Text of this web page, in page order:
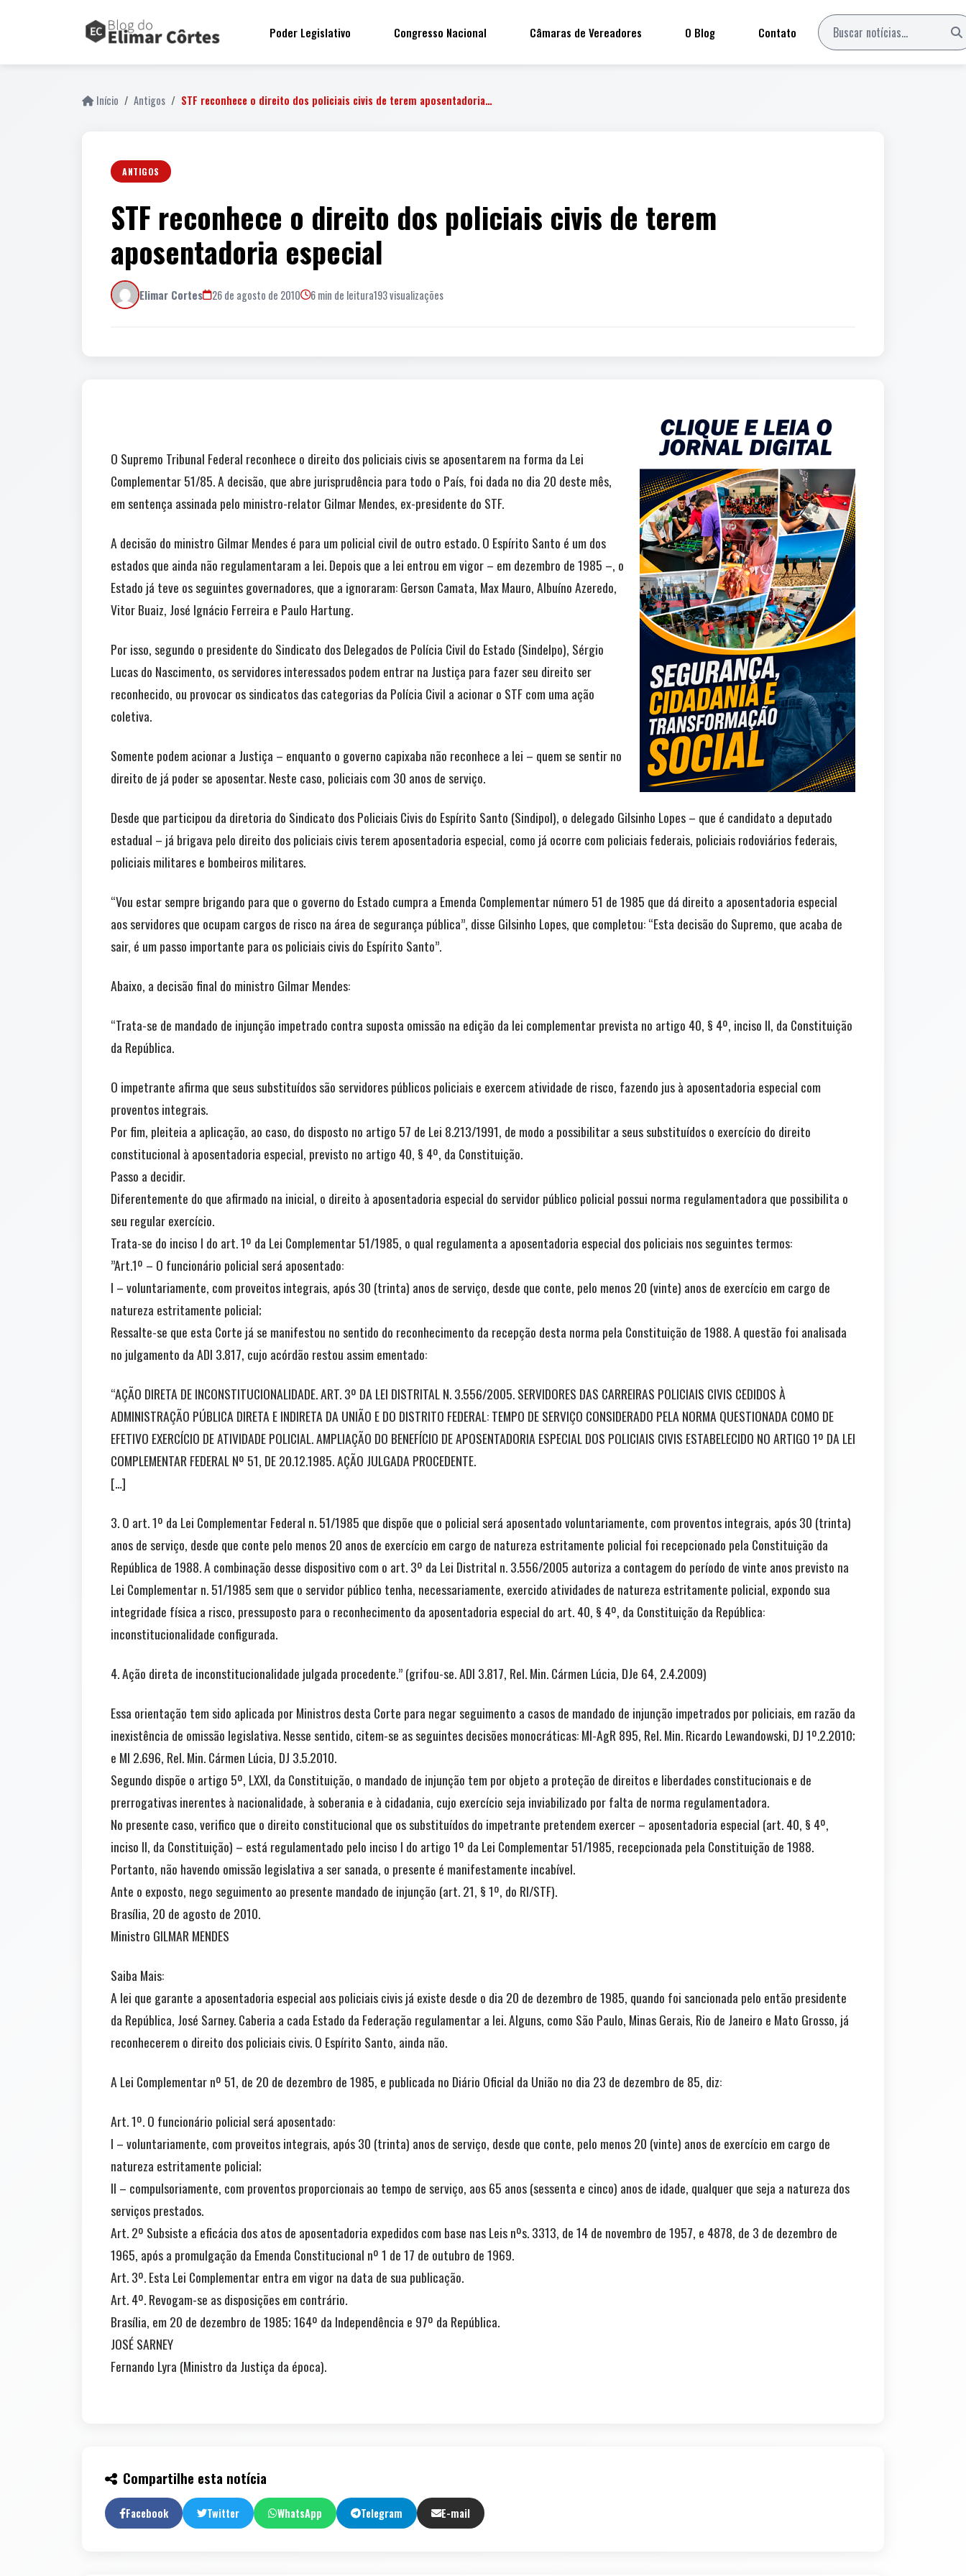
Poder Legislativo Congresso Nacional Câmaras de Vereadores O Blog Contato
Início Antigos STF reconhece o direito dos policiais civis de terem aposentadoria…
ANTIGOS
STF reconhece o direito dos policiais civis de terem
aposentadoria especial
Elimar Cortes 26 de agosto de 2010 6 min de leitura193 visualizações
O Supremo Tribunal Federal reconhece o direito dos policiais civis se aposentarem na forma da Lei
Complementar 51/85. A decisão, que abre jurisprudência para todo o País, foi dada no dia 20 deste mês,
em sentença assinada pelo ministro-relator Gilmar Mendes, ex-presidente do STF.
A decisão do ministro Gilmar Mendes é para um policial civil de outro estado. O Espírito Santo é um dos
estados que ainda não regulamentaram a lei. Depois que a lei entrou em vigor – em dezembro de 1985 –, o
Estado já teve os seguintes governadores, que a ignoraram: Gerson Camata, Max Mauro, Albuíno Azeredo,
Vitor Buaiz, José Ignácio Ferreira e Paulo Hartung.
Por isso, segundo o presidente do Sindicato dos Delegados de Polícia Civil do Estado (Sindelpo), Sérgio
Lucas do Nascimento, os servidores interessados podem entrar na Justiça para fazer seu direito ser
reconhecido, ou provocar os sindicatos das categorias da Polícia Civil a acionar o STF com uma ação
coletiva.
Somente podem acionar a Justiça – enquanto o governo capixaba não reconhece a lei – quem se sentir no
direito de já poder se aposentar. Neste caso, policiais com 30 anos de serviço.
Desde que participou da diretoria do Sindicato dos Policiais Civis do Espírito Santo (Sindipol), o delegado Gilsinho Lopes – que é candidato a deputado
estadual – já brigava pelo direito dos policiais civis terem aposentadoria especial, como já ocorre com policiais federais, policiais rodoviários federais,
policiais militares e bombeiros militares.
“Vou estar sempre brigando para que o governo do Estado cumpra a Emenda Complementar número 51 de 1985 que dá direito a aposentadoria especial
aos servidores que ocupam cargos de risco na área de segurança pública”, disse Gilsinho Lopes, que completou: “Esta decisão do Supremo, que acaba de
sair, é um passo importante para os policiais civis do Espírito Santo”.
Abaixo, a decisão final do ministro Gilmar Mendes:
“Trata-se de mandado de injunção impetrado contra suposta omissão na edição da lei complementar prevista no artigo 40, § 4º, inciso II, da Constituição
da República.
O impetrante afirma que seus substituídos são servidores públicos policiais e exercem atividade de risco, fazendo jus à aposentadoria especial com
proventos integrais.
Por fim, pleiteia a aplicação, ao caso, do disposto no artigo 57 de Lei 8.213/1991, de modo a possibilitar a seus substituídos o exercício do direito
constitucional à aposentadoria especial, previsto no artigo 40, § 4º, da Constituição.
Passo a decidir.
Diferentemente do que afirmado na inicial, o direito à aposentadoria especial do servidor público policial possui norma regulamentadora que possibilita o
seu regular exercício.
Trata-se do inciso I do art. 1º da Lei Complementar 51/1985, o qual regulamenta a aposentadoria especial dos policiais nos seguintes termos:
”Art.1º – O funcionário policial será aposentado:
I – voluntariamente, com proveitos integrais, após 30 (trinta) anos de serviço, desde que conte, pelo menos 20 (vinte) anos de exercício em cargo de
natureza estritamente policial;
Ressalte-se que esta Corte já se manifestou no sentido do reconhecimento da recepção desta norma pela Constituição de 1988. A questão foi analisada
no julgamento da ADI 3.817, cujo acórdão restou assim ementado:
“AÇÃO DIRETA DE INCONSTITUCIONALIDADE. ART. 3º DA LEI DISTRITAL N. 3.556/2005. SERVIDORES DAS CARREIRAS POLICIAIS CIVIS CEDIDOS À
ADMINISTRAÇÃO PÚBLICA DIRETA E INDIRETA DA UNIÃO E DO DISTRITO FEDERAL: TEMPO DE SERVIÇO CONSIDERADO PELA NORMA QUESTIONADA COMO DE
EFETIVO EXERCÍCIO DE ATIVIDADE POLICIAL. AMPLIAÇÃO DO BENEFÍCIO DE APOSENTADORIA ESPECIAL DOS POLICIAIS CIVIS ESTABELECIDO NO ARTIGO 1º DA LEI
COMPLEMENTAR FEDERAL Nº 51, DE 20.12.1985. AÇÃO JULGADA PROCEDENTE.
[…]
3. O art. 1º da Lei Complementar Federal n. 51/1985 que dispõe que o policial será aposentado voluntariamente, com proventos integrais, após 30 (trinta)
anos de serviço, desde que conte pelo menos 20 anos de exercício em cargo de natureza estritamente policial foi recepcionado pela Constituição da
República de 1988. A combinação desse dispositivo com o art. 3º da Lei Distrital n. 3.556/2005 autoriza a contagem do período de vinte anos previsto na
Lei Complementar n. 51/1985 sem que o servidor público tenha, necessariamente, exercido atividades de natureza estritamente policial, expondo sua
integridade física a risco, pressuposto para o reconhecimento da aposentadoria especial do art. 40, § 4º, da Constituição da República:
inconstitucionalidade configurada.
4. Ação direta de inconstitucionalidade julgada procedente.” (grifou-se. ADI 3.817, Rel. Min. Cármen Lúcia, DJe 64, 2.4.2009)
Essa orientação tem sido aplicada por Ministros desta Corte para negar seguimento a casos de mandado de injunção impetrados por policiais, em razão da
inexistência de omissão legislativa. Nesse sentido, citem-se as seguintes decisões monocráticas: MI-AgR 895, Rel. Min. Ricardo Lewandowski, DJ 1º.2.2010;
e MI 2.696, Rel. Min. Cármen Lúcia, DJ 3.5.2010.
Segundo dispõe o artigo 5º, LXXI, da Constituição, o mandado de injunção tem por objeto a proteção de direitos e liberdades constitucionais e de
prerrogativas inerentes à nacionalidade, à soberania e à cidadania, cujo exercício seja inviabilizado por falta de norma regulamentadora.
No presente caso, verifico que o direito constitucional que os substituídos do impetrante pretendem exercer – aposentadoria especial (art. 40, § 4º,
inciso II, da Constituição) – está regulamentado pelo inciso I do artigo 1º da Lei Complementar 51/1985, recepcionada pela Constituição de 1988.
Portanto, não havendo omissão legislativa a ser sanada, o presente é manifestamente incabível.
Ante o exposto, nego seguimento ao presente mandado de injunção (art. 21, § 1º, do RI/STF).
Brasília, 20 de agosto de 2010.
Ministro GILMAR MENDES
Saiba Mais:
A lei que garante a aposentadoria especial aos policiais civis já existe desde o dia 20 de dezembro de 1985, quando foi sancionada pelo então presidente
da República, José Sarney. Caberia a cada Estado da Federação regulamentar a lei. Alguns, como São Paulo, Minas Gerais, Rio de Janeiro e Mato Grosso, já
reconhecerem o direito dos policiais civis. O Espírito Santo, ainda não.
A Lei Complementar nº 51, de 20 de dezembro de 1985, e publicada no Diário Oficial da União no dia 23 de dezembro de 85, diz:
Art. 1º. O funcionário policial será aposentado:
I – voluntariamente, com proveitos integrais, após 30 (trinta) anos de serviço, desde que conte, pelo menos 20 (vinte) anos de exercício em cargo de
natureza estritamente policial;
II – compulsoriamente, com proventos proporcionais ao tempo de serviço, aos 65 anos (sessenta e cinco) anos de idade, qualquer que seja a natureza dos
serviços prestados.
Art. 2º Subsiste a eficácia dos atos de aposentadoria expedidos com base nas Leis nºs. 3313, de 14 de novembro de 1957, e 4878, de 3 de dezembro de
1965, após a promulgação da Emenda Constitucional nº 1 de 17 de outubro de 1969.
Art. 3º. Esta Lei Complementar entra em vigor na data de sua publicação.
Art. 4º. Revogam-se as disposições em contrário.
Brasília, em 20 de dezembro de 1985; 164º da Independência e 97º da República.
JOSÉ SARNEY
Fernando Lyra (Ministro da Justiça da época).
Compartilhe esta notícia
Facebook Twitter WhatsApp Telegram E-mail